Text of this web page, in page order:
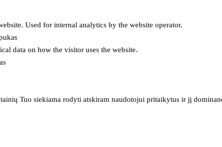
Used for internal analytics by the website operator.
data on how the visitor uses the website.
Tuo siekiama rodyti atskiram naudotojui pritaikytus ir jį